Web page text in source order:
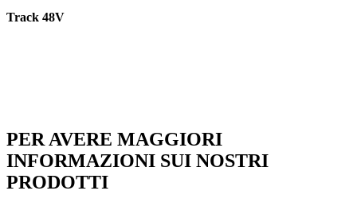
Track 48V
PER AVERE MAGGIORI
INFORMAZIONI SUI NOSTRI
PRODOTTI